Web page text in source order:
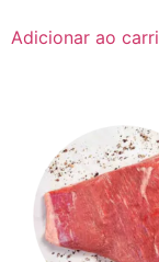
Adicionar ao